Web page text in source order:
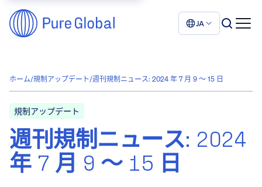
JA
ホーム/規制アップデート/週刊規制ニュース: 2024 年 7 月 9 ～ 15 日
規制アップデート
週刊規制ニュース: 2024
年 7 月 9 ～ 15 日